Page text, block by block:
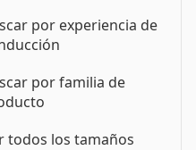
por experiencia de
por familia de
todos los tamaños